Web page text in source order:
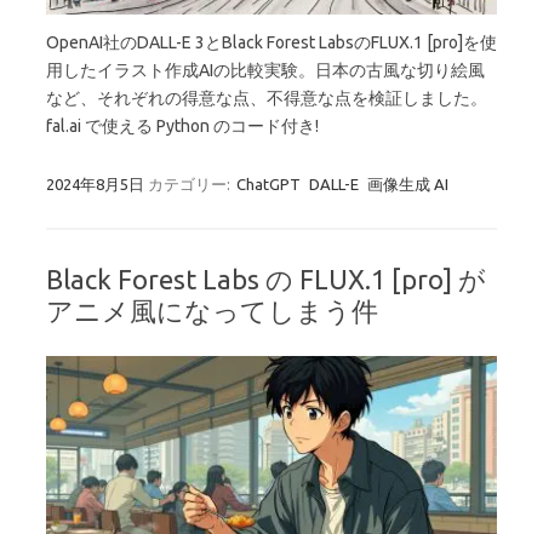
OpenAI社のDALL-E 3とBlack Forest LabsのFLUX.1 [pro]を使
用したイラスト作成AIの比較実験。日本の古風な切り絵風
など、それぞれの得意な点、不得意な点を検証しました。
fal.ai で使える Python のコード付き!
2024年8月5日 カテゴリー: ChatGPT DALL-E 画像生成 AI
Black Forest Labs の FLUX.1 [pro] が
アニメ風になってしまう件